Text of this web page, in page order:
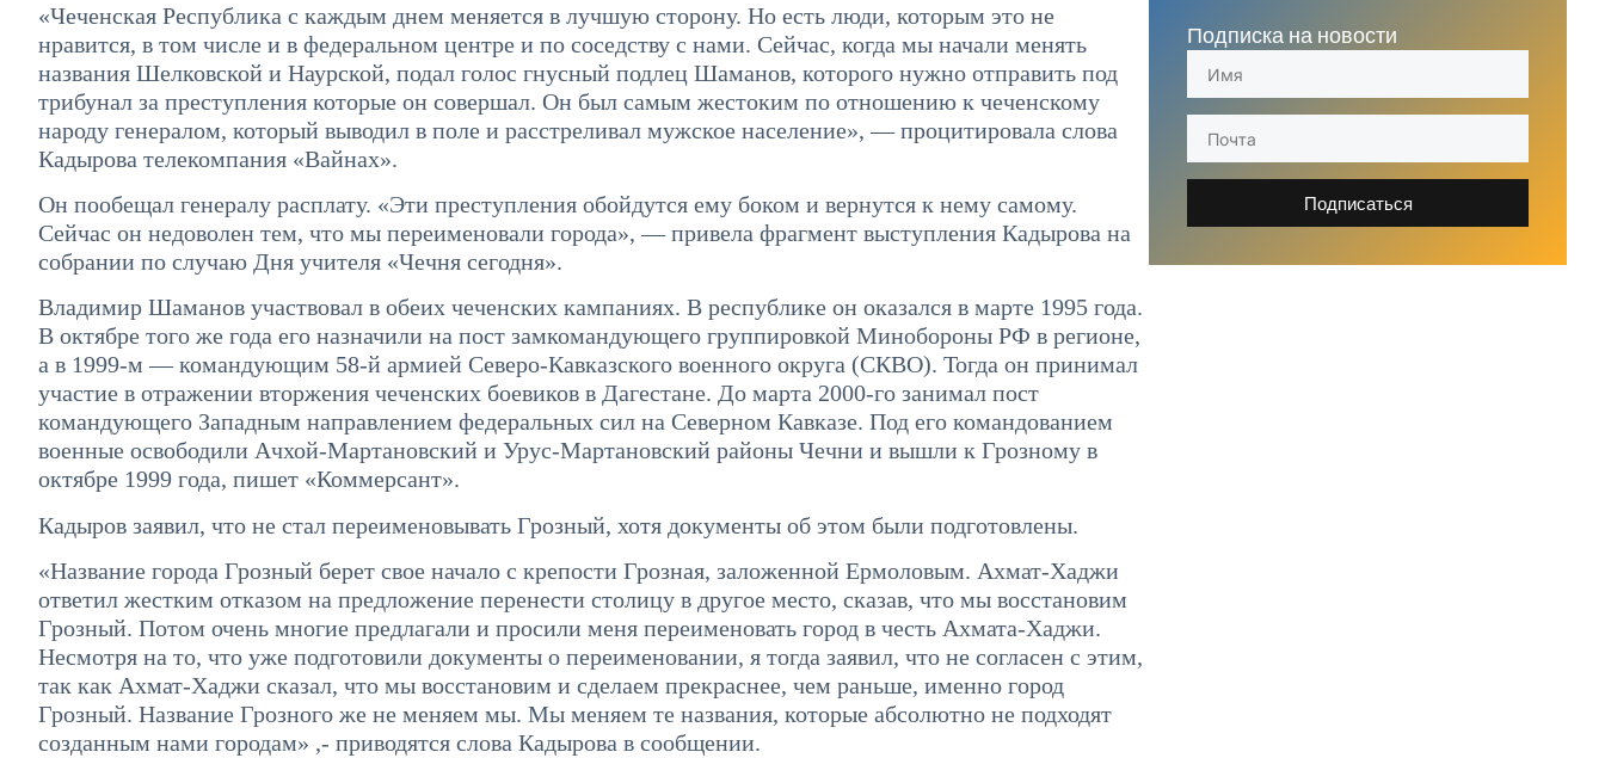
«Чеченская Республика с каждым днем меняется в лучшую сторону. Но есть люди, которым это не
нравится, в том числе и в федеральном центре и по соседству с нами. Сейчас, когда мы начали менять
названия Шелковской и Наурской, подал голос гнусный подлец Шаманов, которого нужно отправить под
трибунал за преступления которые он совершал. Он был самым жестоким по отношению к чеченскому
народу генералом, который выводил в поле и расстреливал мужское население», — процитировала слова
Кадырова телекомпания «Вайнах».
Он пообещал генералу расплату. «Эти преступления обойдутся ему боком и вернутся к нему самому.
Сейчас он недоволен тем, что мы переименовали города», — привела фрагмент выступления Кадырова на
собрании по случаю Дня учителя «Чечня сегодня».
Владимир Шаманов участвовал в обеих чеченских кампаниях. В республике он оказался в марте 1995 года.
В октябре того же года его назначили на пост замкомандующего группировкой Минобороны РФ в регионе,
а в 1999-м — командующим 58-й армией Северо-Кавказского военного округа (СКВО). Тогда он принимал
участие в отражении вторжения чеченских боевиков в Дагестане. До марта 2000-го занимал пост
командующего Западным направлением федеральных сил на Северном Кавказе. Под его командованием
военные освободили Ачхой-Мартановский и Урус-Мартановский районы Чечни и вышли к Грозному в
октябре 1999 года, пишет «Коммерсант».
Кадыров заявил, что не стал переименовывать Грозный, хотя документы об этом были подготовлены.
«Название города Грозный берет свое начало с крепости Грозная, заложенной Ермоловым. Ахмат-Хаджи
ответил жестким отказом на предложение перенести столицу в другое место, сказав, что мы восстановим
Грозный. Потом очень многие предлагали и просили меня переименовать город в честь Ахмата-Хаджи.
Несмотря на то, что уже подготовили документы о переименовании, я тогда заявил, что не согласен с этим,
так как Ахмат-Хаджи сказал, что мы восстановим и сделаем прекраснее, чем раньше, именно город
Грозный. Название Грозного же не меняем мы. Мы меняем те названия, которые абсолютно не подходят
созданным нами городам» ,- приводятся слова Кадырова в сообщении.
Подписка на новости
Подписаться